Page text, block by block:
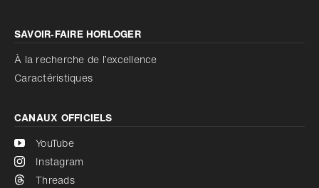
SAVOIR‑FAIRE HORLOGER
À la recherche de l’excellence
Caractéristiques
CANAUX OFFICIELS
YouTube
Instagram
Threads